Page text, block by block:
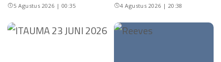
5 Agustus 2026 | 00:35 4 Agustus 2026 | 20:38